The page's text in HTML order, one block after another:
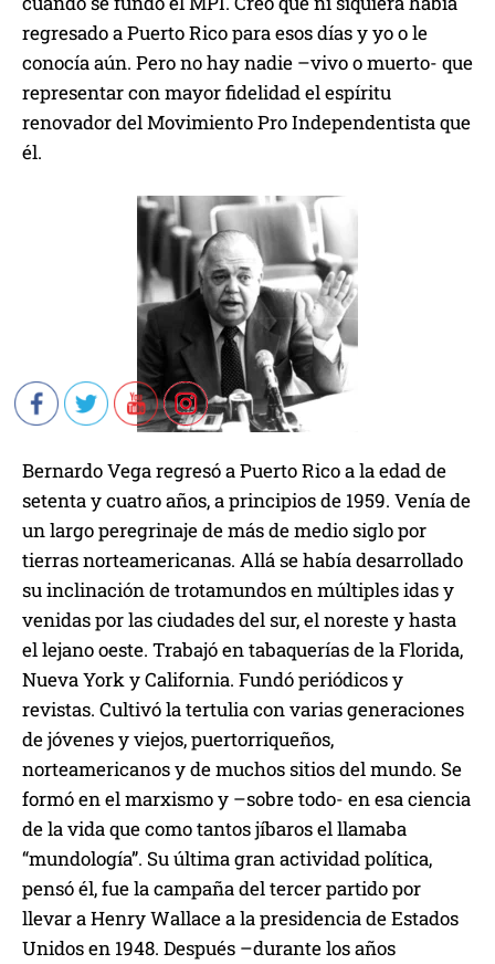
regresado a Puerto Rico para esos días y yo o le
conocía aún. Pero no hay nadie –vivo o muerto- que
representar con mayor fidelidad el espíritu
renovador del Movimiento Pro Independentista que
él.
Bernardo Vega regresó a Puerto Rico a la edad de
setenta y cuatro años, a principios de 1959. Venía de
un largo peregrinaje de más de medio siglo por
tierras norteamericanas. Allá se había desarrollado
su inclinación de trotamundos en múltiples idas y
venidas por las ciudades del sur, el noreste y hasta
el lejano oeste. Trabajó en tabaquerías de la Florida,
Nueva York y California. Fundó periódicos y
revistas. Cultivó la tertulia con varias generaciones
de jóvenes y viejos, puertorriqueños,
norteamericanos y de muchos sitios del mundo. Se
formó en el marxismo y –sobre todo- en esa ciencia
de la vida que como tantos jíbaros el llamaba
“mundología”. Su última gran actividad política,
pensó él, fue la campaña del tercer partido por
llevar a Henry Wallace a la presidencia de Estados
Unidos en 1948. Después –durante los años